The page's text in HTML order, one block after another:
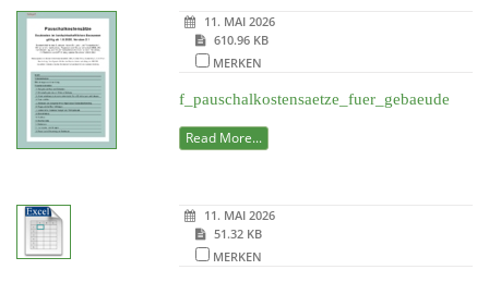
11. MAI 2026
610.96 KB
MERKEN
f_pauschalkostensaetze_fuer_gebaeude
Read More...
11. MAI 2026
51.32 KB
MERKEN